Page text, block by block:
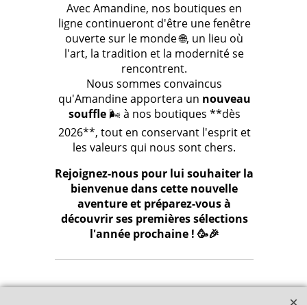
Avec Amandine, nos boutiques en
ligne continueront d'être une fenêtre
ouverte sur le monde 🌐, un lieu où
l'art, la tradition et la modernité se
rencontrent.
Nous sommes convaincus
qu'Amandine apportera un nouveau
souffle🌬️ à nos boutiques **dès
2026**, tout en conservant l'esprit et
les valeurs qui nous sont chers.
Rejoignez-nous pour lui souhaiter la
bienvenue dans cette nouvelle
aventure et préparez-vous à
découvrir ses premières sélections
l'année prochaine ! 🥳🎉